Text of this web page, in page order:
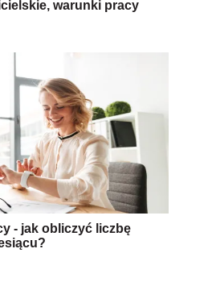
warunki pracy
- jak obliczyć liczbę